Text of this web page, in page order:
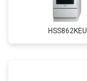
HSS862KEU